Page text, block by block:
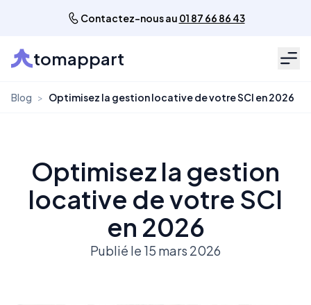
Contactez-nous au 01 87 66 86 43
tomappart
Blog > Optimisez la gestion locative de votre SCI en 2026
Optimisez la gestion
locative de votre SCI
en 2026
Publié le 15 mars 2026